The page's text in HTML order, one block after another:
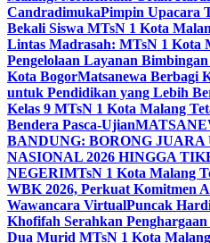
CandradimukaPimpin Upacara
Bekali Siswa MTsN 1 Kota
Lintas Madrasah: MTsN 1 Kota
Pengelolaan Layanan
Kota BogorMatsanewa Berbagi
untuk Pendidikan yang Lebih
Kelas 9 MTsN 1 Kota Malang
Bendera Pasca-Ujian
BANDUNG: BORONG
NASIONAL 2026 HINGGA
NEGERIMTsN 1 Kota Malang
WBK 2026, Perkuat Komitmen
Wawancara VirtualPuncak
Khofifah Serahkan
Dua Murid MTsN 1 Kota Malang